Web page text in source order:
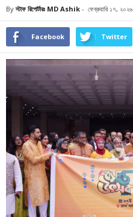
By স্টাফ রিপোর্টারঃ MD Ashik - ফেব্রুয়ারি ১৭, ২০২৬
Facebook Twitter